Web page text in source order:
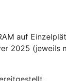
auf
2025